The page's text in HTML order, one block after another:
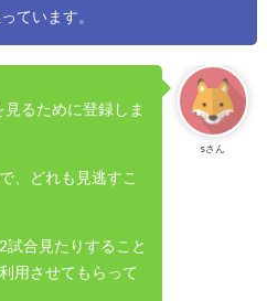
ています。
sさん
るために登録しま
、どれも見逃すこ
合見たりすること
用させてもらって